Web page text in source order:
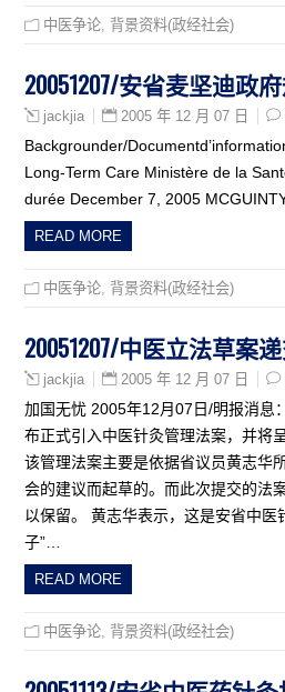
中医争论 背景资料(政经社会)
20051207/安省麦坚迪政
jackjia 2005 年 12 月 07 日
Backgrounder/
Long-Term Care Ministère de la
durée December 7, 2005
READ MORE
中医争论 背景资料(政经社会)
20051207/中医立法草案
jackjia 2005 年 12 月 07 日
加国无忧 2005年12月07日/明报消息
布正式引入中医针灸管理法案，并将
该管理法案主要是依据省议员黄志华
会的建议而起草的。而此次提交的法
以保留。 黄志华表示，这是安省中医
子”…
READ MORE
中医争论 背景资料(政经社会)